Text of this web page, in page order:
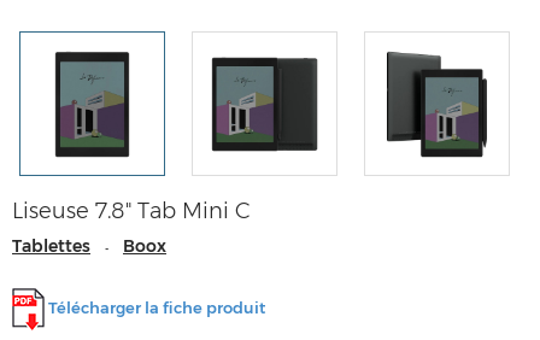
Liseuse 7.8" Tab Mini C
Tablettes - Boox
Télécharger la fiche produit